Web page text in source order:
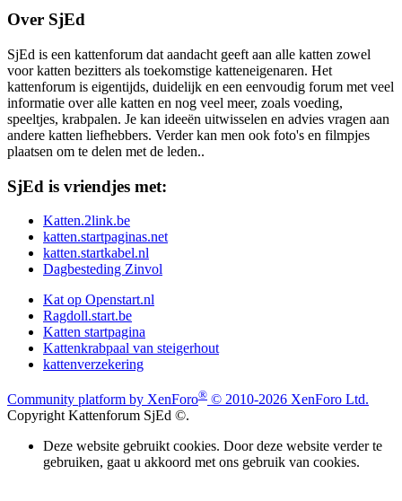
Over SjEd
SjEd is een kattenforum dat aandacht geeft aan alle katten zowel
voor katten bezitters als toekomstige katteneigenaren. Het
kattenforum is eigentijds, duidelijk en een eenvoudig forum met veel
informatie over alle katten en nog veel meer, zoals voeding,
speeltjes, krabpalen. Je kan ideeën uitwisselen en advies vragen aan
andere katten liefhebbers. Verder kan men ook foto's en filmpjes
plaatsen om te delen met de leden..
SjEd is vriendjes met:
Katten.2link.be
katten.startpaginas.net
katten.startkabel.nl
Dagbesteding Zinvol
Kat op Openstart.nl
Ragdoll.start.be
Katten startpagina
Kattenkrabpaal van steigerhout
kattenverzekering
Community platform by XenForo® © 2010-2026 XenForo Ltd.
Copyright Kattenforum SjEd ©.
Deze website gebruikt cookies. Door deze website verder te
gebruiken, gaat u akkoord met ons gebruik van cookies.